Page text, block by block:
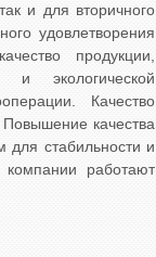
и для вторичного
удовлетворения
продукции,
и экологической
Качество
качества
для стабильности и
компании работают